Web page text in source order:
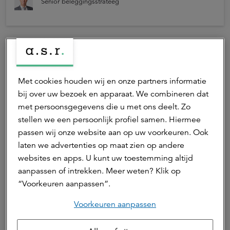
meer terughoudendheid op financiële markten.
06 juli 2026 | 1 min. leestijd
Juni 2026: beleggingsklimaat blijft
positief
Juni 2026 verliep voor zowel aandelen- als
obligatiebeleggers positief. Over het eerste halfjaar
Marktontwikkelingen
Met cookies houden wij en onze partners informatie
bij over uw bezoek en apparaat. We combineren dat
met persoonsgegevens die u met ons deelt. Zo
stellen we een persoonlijk profiel samen. Hiermee
passen wij onze website aan op uw voorkeuren. Ook
laten we advertenties op maat zien op andere
websites en apps. U kunt uw toestemming altijd
aanpassen of intrekken. Meer weten? Klik op
“Voorkeuren aanpassen”.
Voorkeuren aanpassen